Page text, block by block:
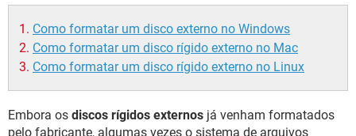
Como formatar um disco externo no Windows
Como formatar um disco rígido externo no Mac
Como formatar um disco rígido externo no Linux
Embora os discos rígidos externos já venham formatados
pelo fabricante, algumas vezes o sistema de arquivos